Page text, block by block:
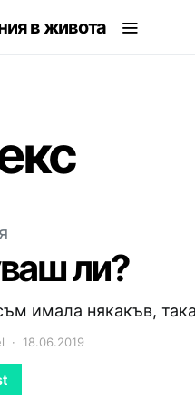
в живота
ли?
имала някакъв,
18.06.2019